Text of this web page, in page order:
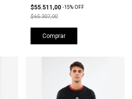
$55.511,00 -15% OFF
$65.307,00
Comprar